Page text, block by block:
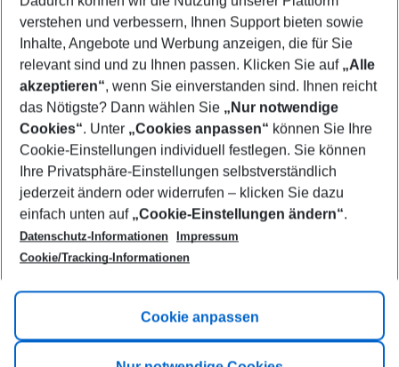
Who will travel
2 adults No children
Show more filter
Footer
Footer navigation
Title A
Link A
verstehen und verbessern, Ihnen Support bieten sowie
Inhalte, Angebote und Werbung anzeigen, die für Sie
relevant sind und zu Ihnen passen. Klicken Sie auf „Alle
akzeptieren“, wenn Sie einverstanden sind. Ihnen reicht
das Nötigste? Dann wählen Sie „Nur notwendige
Cookies“. Unter „Cookies anpassen“ können Sie Ihre
Cookie-Einstellungen individuell festlegen. Sie können
Ihre Privatsphäre-Einstellungen selbstverständlich
jederzeit ändern oder widerrufen – klicken Sie dazu
einfach unten auf „Cookie-Einstellungen ändern“.
Datenschutz-Informationen
Impressum
Cookie/Tracking-Informationen
Cookie anpassen